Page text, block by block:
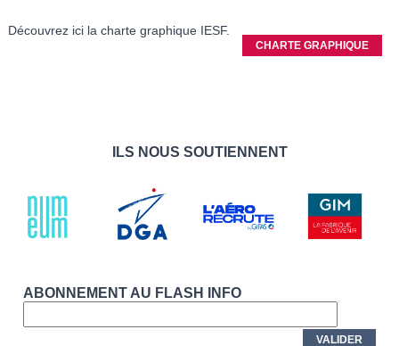
Découvrez ici la charte graphique IESF.
CHARTE GRAPHIQUE
ILS NOUS SOUTIENNENT
ABONNEMENT AU FLASH INFO